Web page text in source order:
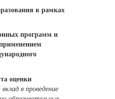
в рамках
программ и
оценки
в проведение